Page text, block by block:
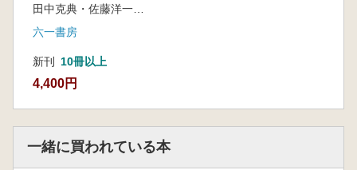
田中克典・佐藤洋一郎・上條信彦 弘前大学人文学部北日本考古学研究センター 編
六一書房
新刊 10冊以上
4,400円
一緒に買われている本